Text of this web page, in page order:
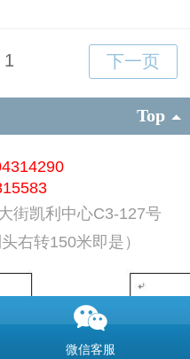
Top
街凯利中心C3-127号
右转150米即是）
微信客服